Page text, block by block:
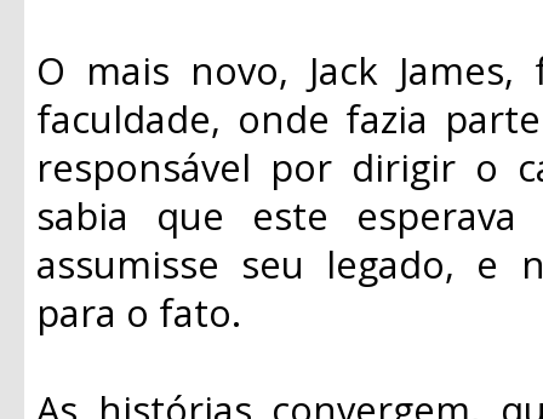
O mais novo, Jack
faculdade, onde fazia
responsável por dirigir o
sabia que este
assumisse seu legado, e
para o fato.
As histórias convergem,